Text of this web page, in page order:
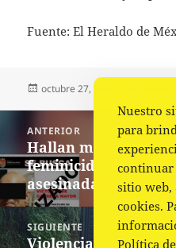
Fuente: El Heraldo de
Publicado
octubre 27, 2024
entradas
ANTERIOR
Entrada
anterior:
Hallan muerto a
feminicida de
asesinada en
SIGUIENTE
Siguiente
Violencia en Tecpan:
Nuestro
para
sitio web,
cookies.
Política